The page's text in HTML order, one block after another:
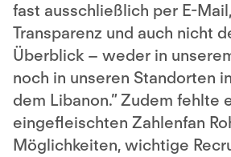
fast ausschließlich per E-
Transparenz und auch nicht
Überblick – weder in
noch in unseren Standorten
dem Libanon.” Zudem fehlte
eingefleischten Zahlenfan
Möglichkeiten, wichtige